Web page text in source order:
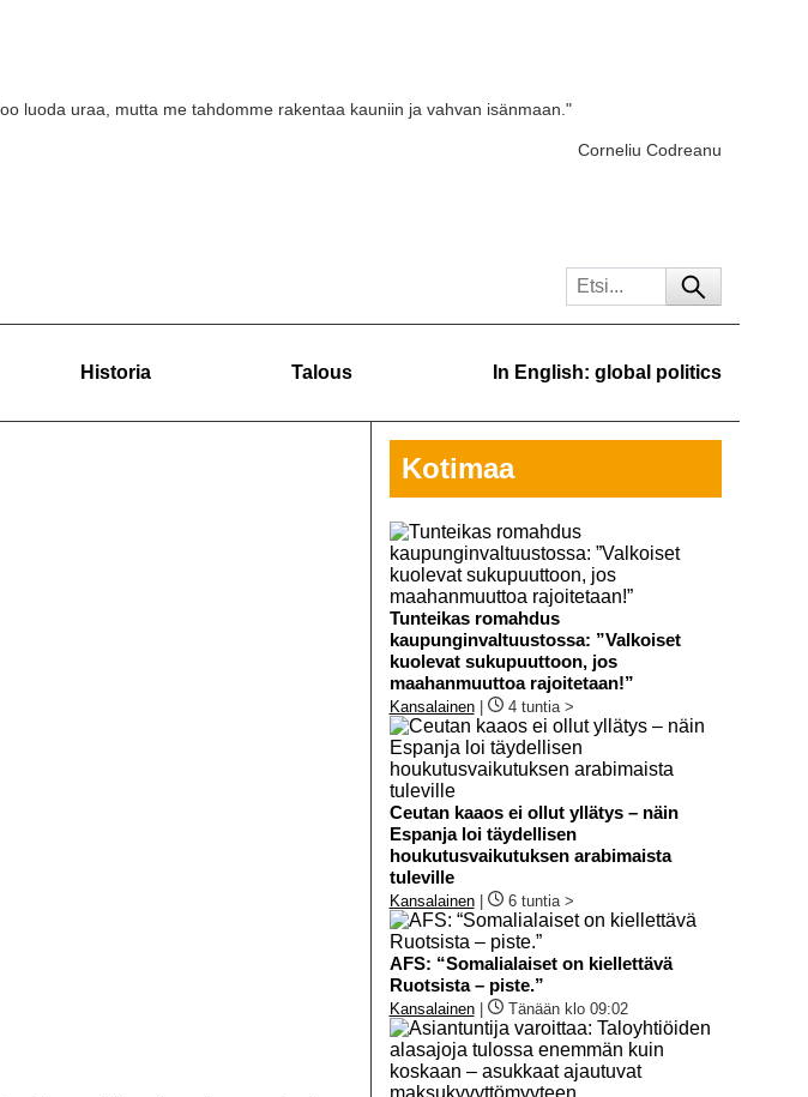
luoda uraa, mutta me tahdomme rakentaa kauniin ja vahvan isänmaan."
Corneliu Codreanu
Historia Talous In English: global politics
Kotimaa
Tunteikas romahdus
kaupunginvaltuustossa: ”Valkoiset
kuolevat sukupuuttoon, jos
maahanmuuttoa rajoitetaan!”
Kansalainen| 4 tuntia >
Ceutan kaaos ei ollut yllätys – näin
Espanja loi täydellisen
houkutusvaikutuksen arabimaista
tuleville
Kansalainen| 6 tuntia >
AFS: “Somalialaiset on kiellettävä
Ruotsista – piste.”
Kansalainen| Tänään klo 09:02